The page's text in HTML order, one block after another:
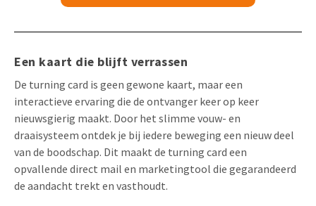
Een kaart die blijft verrassen
De turning card is geen gewone kaart, maar een
interactieve ervaring die de ontvanger keer op keer
nieuwsgierig maakt. Door het slimme vouw- en
draaisysteem ontdek je bij iedere beweging een nieuw deel
van de boodschap. Dit maakt de turning card een
opvallende direct mail en marketingtool die gegarandeerd
de aandacht trekt en vasthoudt.